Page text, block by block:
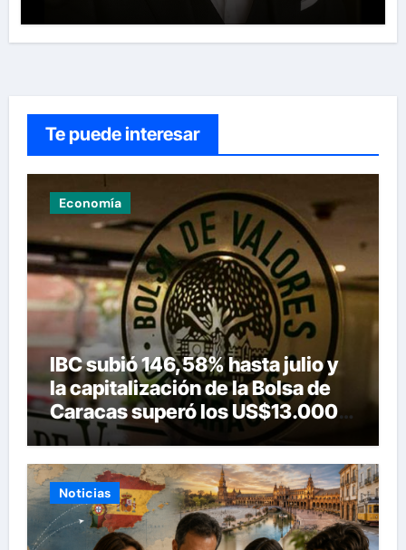
Te puede interesar
Economía
IBC subió 146,58% hasta julio y
la capitalización de la Bolsa de
Caracas superó los US$13.000
millones
Noticias